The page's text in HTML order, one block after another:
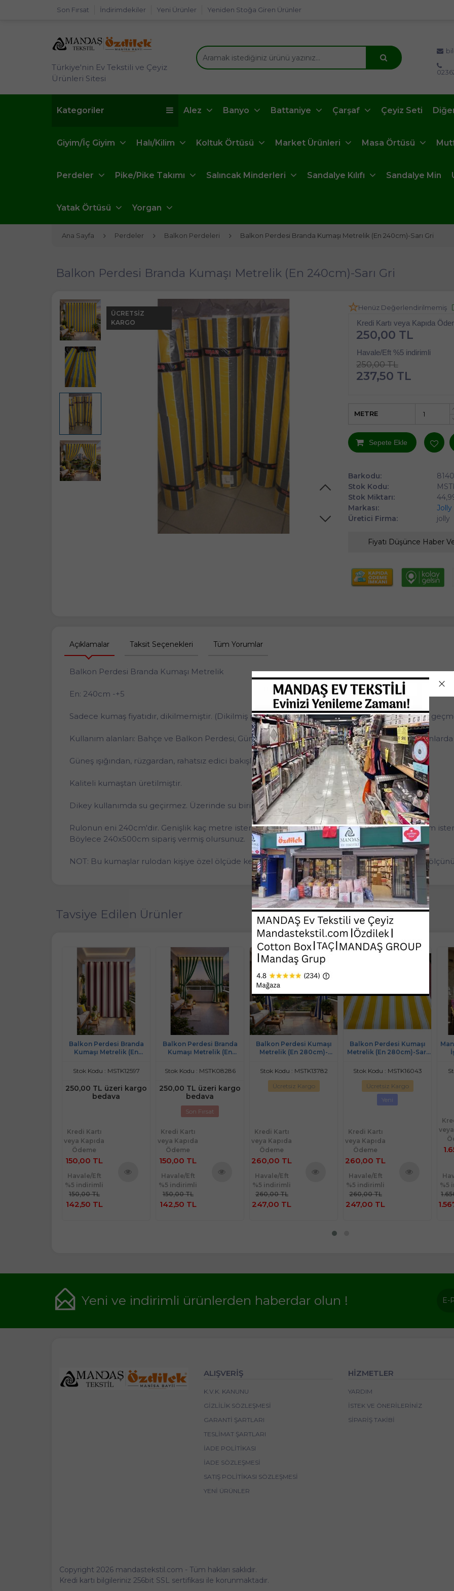
Son Fırsat İndirimdekiler Yeni Ürünler Yeniden Stoğa Giren Ürünler
Türkiye'nin Ev Tekstili ve Çeyiz
Ürünleri Sitesi
Kategoriler Alez Banyo Battaniye Çarşaf Çeyiz Seti
Giyim/İç Giyim Halı/Kilim Koltuk Örtüsü Market Ürünleri Masa Örtüsü
Perdeler Pike/Pike Takımı Salıncak Minderleri Sandalye Kılıfı Sandalye Min
Yatak Örtüsü Yorgan
Ana Sayfa Perdeler Balkon Perdeleri Balkon Perdesi Branda Kumaşı Metrelik (En 240cm)-Sarı Gri
Balkon Perdesi Branda Kumaşı Metrelik (En 240cm)-Sarı Gri
ÜCRETSIZ
KARGO
Henüz Değerlendirilmemiş
Kredi Kartı veya Kapıda
250,00 TL
Havale/Eft %5 indirimli
250,00 TL
237,50 TL
METRE
Sepete Ekle
Barkodu:
Stok Kodu:
Stok Miktarı:
Markası:
Üretici Firma:
jolly
Fiyatı Düşünce Haber
Açıklamalar Taksit Seçenekleri Tüm Yorumlar
Balkon Perdesi Branda Kumaşı Metrelik
En: 240cm -+5
Sadece kumaş fiyatıdır, dikilmemiştir. (Dikilmiş perde olarak isterseniz Wp Hattından iletişime
Kullanım alanları: Bahçe ve Balkon Perdesi, Güneşliklerde, Araba Çadırı, Branda, Tente gibi
Güneş ışığından, rüzgardan, rahatsız edici bakışlardan korunmanıza yardımcı olur.
Kaliteli kumaştan üretilmiştir.
Dikey kullanımda su geçirmez. Üzerinde su birikirse su geçirebilir.
Rulonun eni 240cm'dir. Genişlik kaç metre isterseniz o kadar sepete eklemelisiniz. Örneğin: 5m
Böylece 240x500cm sipariş vermiş olursunuz.
NOT: Bu kumaşlar rulodan kişiye özel ölçüde kesildiği için iade kabul edilmemektedir. Lütfen
Tavsiye Edilen Ürünler
Balkon Perdesi Branda
Kumaşı Metrelik (En
Stok Kodu : MSTK12597
250,00 TL üzeri kargo
bedava
Kredi Kartı
veya Kapıda
Ödeme
150,00 TL
Havale/Eft
%5 indirimli
150,00 TL
142,50 TL
Balkon Perdesi Branda
Kumaşı Metrelik (En
Stok Kodu : MSTK08286
250,00 TL üzeri kargo
bedava
Son Fırsat
Kredi Kartı
veya Kapıda
Ödeme
150,00 TL
Havale/Eft
%5 indirimli
150,00 TL
142,50 TL
Balkon Perdesi Kumaşı
Metrelik (En 280cm)-
Stok Kodu : MSTK13782
Ücretsiz Kargo
Kredi Kartı
veya Kapıda
Ödeme
260,00 TL
Havale/Eft
%5 indirimli
260,00 TL
247,00 TL
Balkon Perdesi Kumaşı
Metrelik (En 280cm)-Sarı
Stok Kodu : MSTK16043
Ücretsiz Kargo
Yeni
Kredi Kartı
veya Kapıda
Ödeme
260,00 TL
Havale/Eft
%5 indirimli
260,00 TL
247,00 TL
%5
Yeni ve indirimli ürünlerden haberdar olun !
ALIŞVERİŞ
K.V.K. KANUNU
GIZLILIK SÖZLEŞMESI
GARANTI ŞARTLARI
TESLIMAT ŞARTLARI
İADE POLITIKASI
İADE SÖZLEŞMESI
SATIŞ POLITIKASI SÖZLEŞMESI
YENI ÜRÜNLER
HİZMETLER
YARDIM
İSTEK VE ÖNERILERINIZ
SIPARIŞ TAKIBI
Copyright 2026 mandastekstil.com - Tüm hakları saklıdır.
Kredi kartı bilgileriniz 256bit SSL sertifikası ile korunmaktadır.